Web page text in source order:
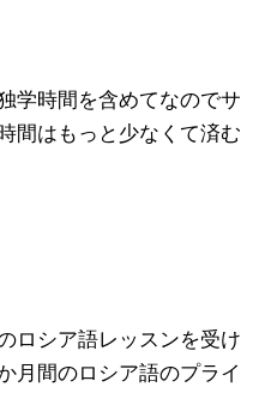
学時間を含めてなのでサ
間はもっと少なくて済む
ロシア語レッスンを受け
月間のロシア語のプライ